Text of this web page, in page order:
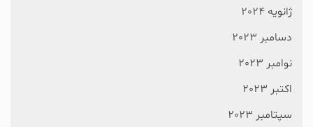
ژانویه 2024
دسامبر 2023
نوامبر 2023
اکتبر 2023
سپتامبر 2023